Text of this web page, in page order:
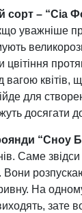
сорт – “Сіа
уважніше
цвітіння
вагою
для
досягати
“Сноу
Саме
На